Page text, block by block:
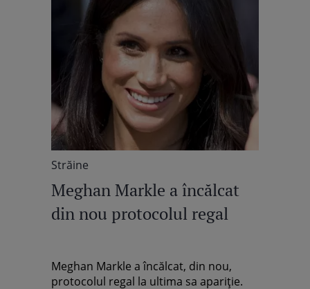
Străine
Meghan Markle a încălcat
din nou protocolul regal
Meghan Markle a încălcat, din nou,
protocolul regal la ultima sa apariție.